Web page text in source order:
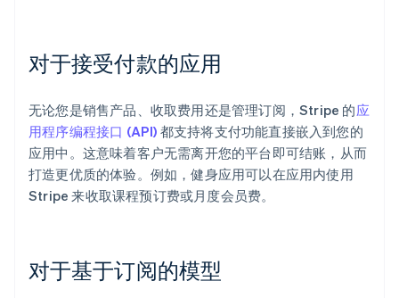
对于接受付款的应用
无论您是销售产品、收取费用还是管理订阅，Stripe 的应
用程序编程接口 (API) 都支持将支付功能直接嵌入到您的
应用中。这意味着客户无需离开您的平台即可结账，从而
打造更优质的体验。例如，健身应用可以在应用内使用
Stripe 来收取课程预订费或月度会员费。
对于基于订阅的模型